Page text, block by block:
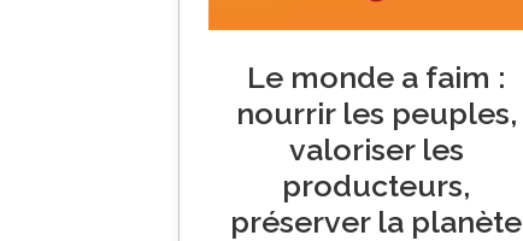
Le monde a faim :
nourrir les peuples,
valoriser les
producteurs,
préserver la planète